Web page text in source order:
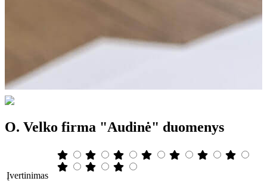
O. Velko firma "Audinė" duomenys
Įvertinimas